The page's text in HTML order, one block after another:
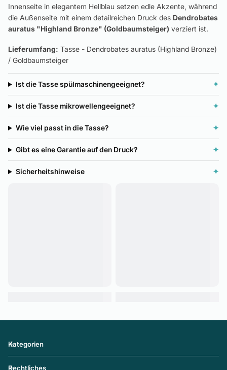
Innenseite in elegantem Hellblau setzen edle Akzente, während
die Außenseite mit einem detailreichen Druck des Dendrobates
auratus "Highland Bronze" (Goldbaumsteiger) verziert ist.
Lieferumfang: Tasse - Dendrobates auratus (Highland Bronze)
/ Goldbaumsteiger
Ist die Tasse spülmaschinengeeignet? ✦
Ist die Tasse mikrowellengeeignet? ✦
Wie viel passt in die Tasse? ✦
Gibt es eine Garantie auf den Druck? ✦
Sicherheitshinweise ✦
Kategorien
Rechtliches